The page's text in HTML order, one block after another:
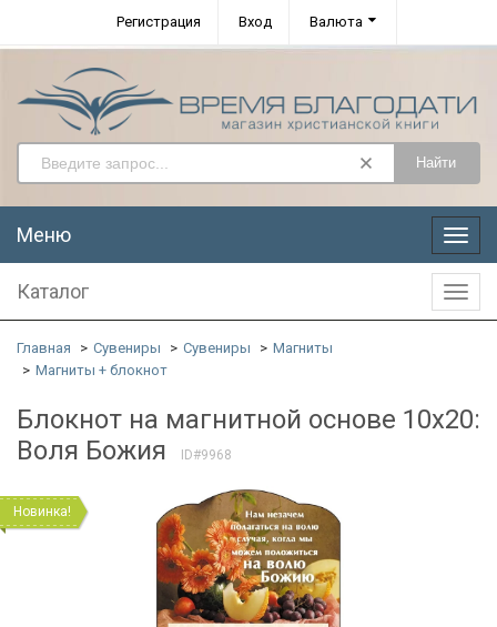
Регистрация Вход Валюта
Найти
Меню
Меню
Каталог
Главная Сувениры Сувениры
Магниты
Магниты + блокнот
Блокнот на магнитной основе 10x20:
Воля Божия
ID#9968
Новинка!